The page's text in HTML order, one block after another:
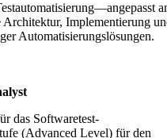
Implementierung
Automatisierungslösungen.
das Softwaretest-
(Advanced Level) für den